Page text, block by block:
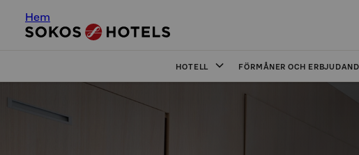
Hem
HOTELL FÖRMÅNER OCH